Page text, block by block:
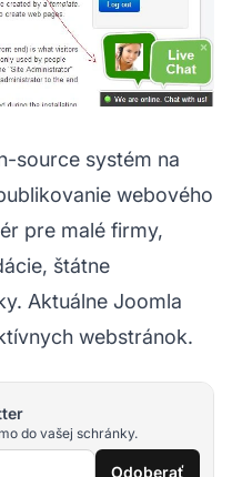
source systém na
webového
pre malé firmy,
štátne
Aktuálne Joomla
webstránok.
do vašej schránky.
Odoberať